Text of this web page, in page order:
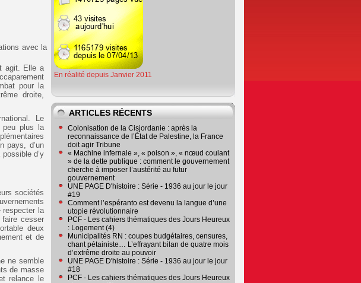
avec la
agit. Elle a
pour la
droite,
Le
peu plus la
pays, d’un
d’y
sociétés
respecter la
faire cesser
deux
et de
ne semble
de masse
relance le
En réalité depuis Janvier 2011
ARTICLES RÉCENTS
Colonisation de la Cisjordanie : après la
reconnaissance de l’État de Palestine, la France
doit agir Tribune
« Machine infernale », « poison », « nœud coulant
» de la dette publique : comment le gouvernement
cherche à imposer l’austérité au futur
gouvernement
UNE PAGE D'histoire : Série - 1936 au jour le jour
#19
Comment l’espéranto est devenu la langue d’une
utopie révolutionnaire
PCF - Les cahiers thématiques des Jours Heureux
: Logement (4)
Municipalités RN : coupes budgétaires, censures,
chant pétainiste… L’effrayant bilan de quatre mois
d’extrême droite au pouvoir
UNE PAGE D'histoire : Série - 1936 au jour le jour
#18
PCF - Les cahiers thématiques des Jours Heureux